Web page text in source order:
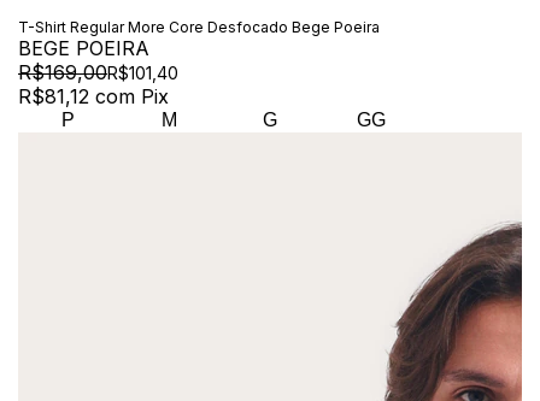
T-Shirt Regular More Core Desfocado Bege Poeira
BEGE POEIRA
R$169,00R$101,40
R$81,12 com Pix
P M G GG